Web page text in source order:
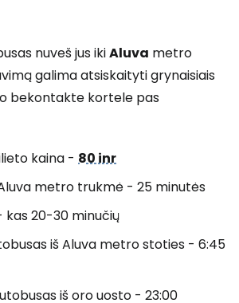
nuveš jus ikiAluva metro
galima atsiskaityti grynaisiais
bekontakte kortele pas
kaina - 80 inr
metro trukmė - 25 minutės
kas 20-30 minučių
iš Aluva metro stoties - 6:45
iš oro uosto - 23:00